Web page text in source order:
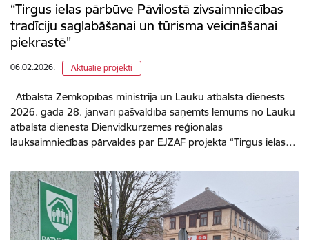
“Tirgus ielas pārbūve Pāvilostā zivsaimniecības
tradīciju saglabāšanai un tūrisma veicināšanai
piekrastē"
06.02.2026. Aktuālie projekti
Atbalsta Zemkopības ministrija un Lauku atbalsta dienests
2026. gada 28. janvārī pašvaldībā saņemts lēmums no Lauku
atbalsta dienesta Dienvidkurzemes reģionālās
lauksaimniecības pārvaldes par EJZAF projekta “Tirgus ielas…